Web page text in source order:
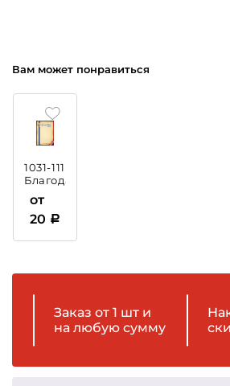
Вам может понравиться
1031-111
Благодарственное
с
тиснением
от
20
Заказ от 1 шт и
на любую сумму